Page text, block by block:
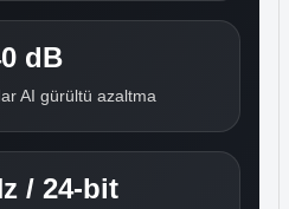
dB
AI gürültü azaltma
/ 24-bit